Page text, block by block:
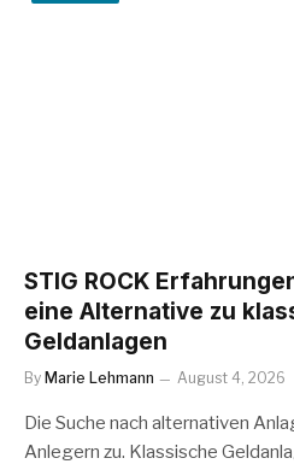
STIG ROCK
eine Alternative zu
Geldanlagen
By Marie Lehmann August 4, 2026
Die Suche nach alternativen
Anlegern zu. Klassische